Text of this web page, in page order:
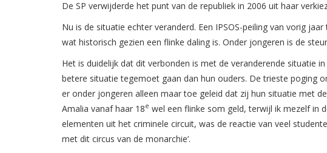
De SP verwijderde het punt van de republiek in 2006 uit haar
Nu is de situatie echter veranderd. Een IPSOS-peiling van vorig
wat historisch gezien een flinke daling is. Onder jongeren is de
Het is duidelijk dat dit verbonden is met de veranderende situatie
betere situatie tegemoet gaan dan hun ouders. De trieste poging
er onder jongeren alleen maar toe geleid dat zij hun situatie met
Amalia vanaf haar 18e wel een flinke som geld, terwijl ik mezelf in
elementen uit het criminele circuit, was de reactie van veel
met dit circus van de monarchie’.